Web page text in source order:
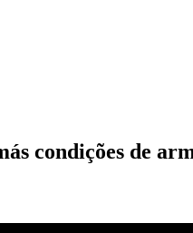
condições de